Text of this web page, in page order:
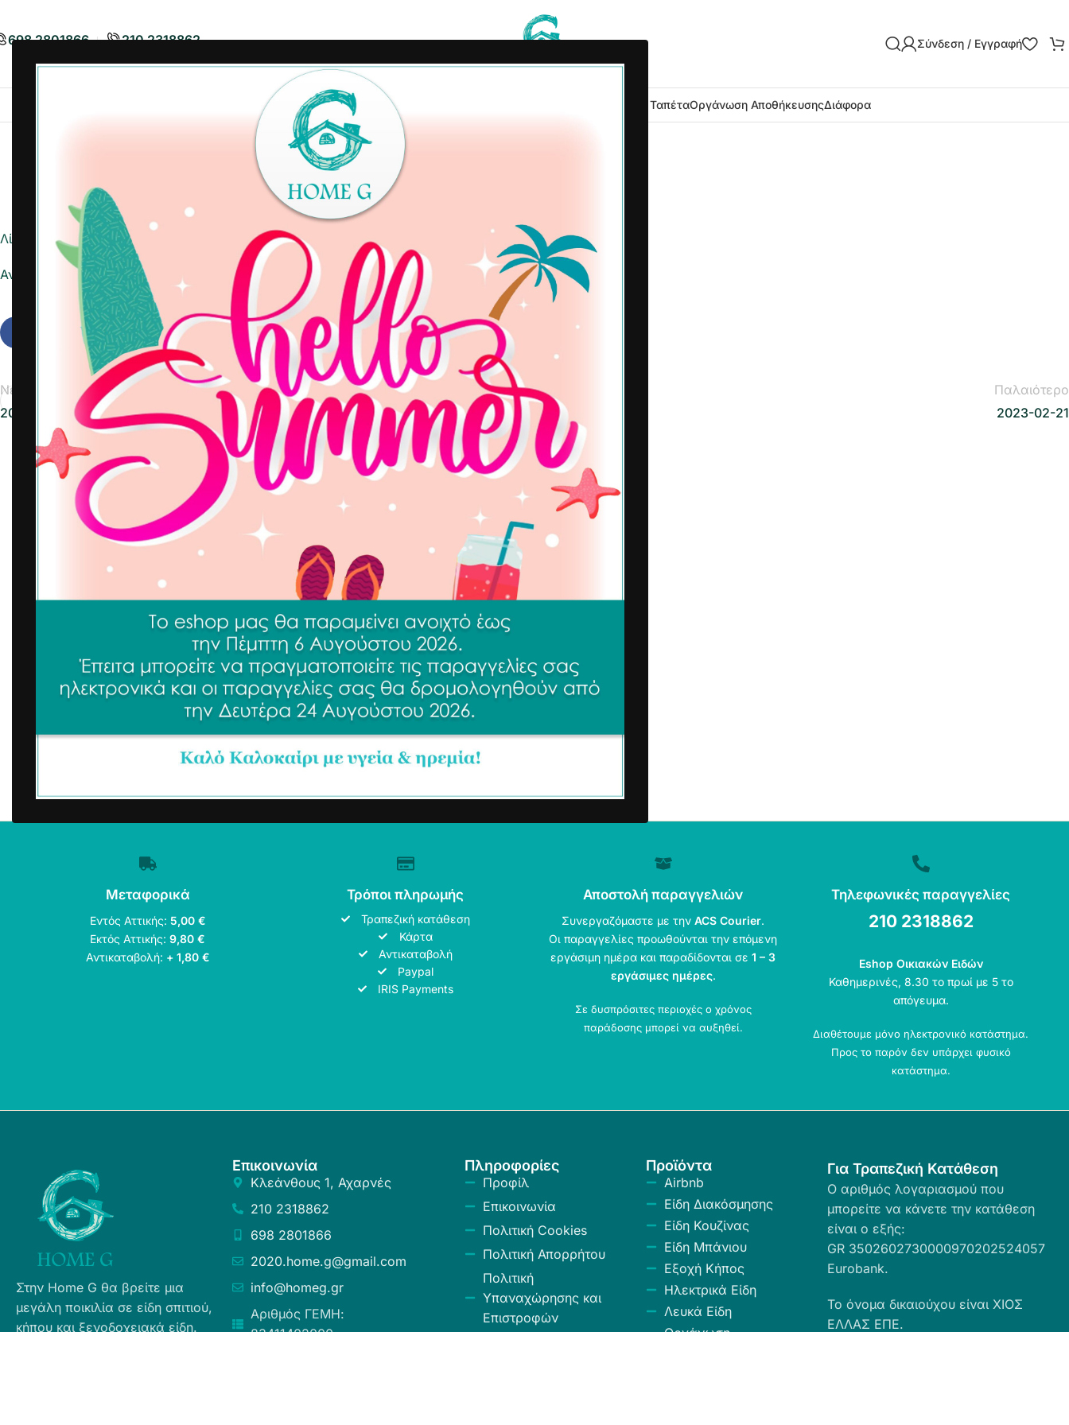
698 2801866 210 2318862 Σύνδεση / Εγγραφή
Είδη ΔιακόσμησηςΕίδη Κουζίνας Χαλιά – ΤαπέταΟργάνωση ΑποθήκευσηςΔιάφορα
Λίστα ημέρας
Αναφορά σε Excel
Νεότερα
2023-02-23
Παλαιότερο
2023-02-21
Μεταφορικά
Εντός Αττικής: 5,00 €
Εκτός Αττικής:9,80 €
Αντικαταβολή: + 1,80 €
Τρόποι πληρωμής
Τραπεζική κατάθεση
Κάρτα
Αντικαταβολή
Paypal
IRIS Payments
Αποστολή παραγγελιών
Συνεργαζόμαστε με τηνACS Courier.
Οι παραγγελίες προωθούνται την επόμενη
εργάσιμη ημέρα και παραδίδονται σε1 – 3
εργάσιμες ημέρες.
Σε δυσπρόσιτες περιοχές ο χρόνος
παράδοσης μπορεί να αυξηθεί.
Τηλεφωνικές παραγγελίες
210 2318862
Eshop Οικιακών Ειδών
Καθημερινές, 8.30 το πρωί με 5 το
απόγευμα.
Διαθέτουμε μόνο ηλεκτρονικό κατάστημα.
Προς το παρόν δεν υπάρχει φυσικό
κατάστημα.
Στην Home G θα βρείτε μια
μεγάλη ποικιλία σε είδη σπιτιού,
κήπου και ξενοδοχειακά είδη.
Επικοινωνία
Κλεάνθους 1, Αχαρνές
210 2318862
698 2801866
2020.home.g@gmail.com
info@homeg.gr
Αριθμός ΓΕΜΗ:
83411402000
Πληροφορίες
Προφίλ
Επικοινωνία
Πολιτική Cookies
Πολιτική Απορρήτου
Πολιτική
Υπαναχώρησης και
Επιστροφών
Προϊόντα
Airbnb
Είδη Διακόσμησης
Είδη Κουζίνας
Είδη Μπάνιου
Εξοχή Κήπος
Ηλεκτρικά Είδη
Λευκά Είδη
Οργάνωση
Για Τραπεζική Κατάθεση
Ο αριθμός λογαριασμού που
μπορείτε να κάνετε την κατάθεση
είναι ο εξής:
GR 3502602730000970202524057
Eurobank.
Το όνομα δικαιούχου είναι ΧΙΟΣ
ΕΛΛΑΣ ΕΠΕ.